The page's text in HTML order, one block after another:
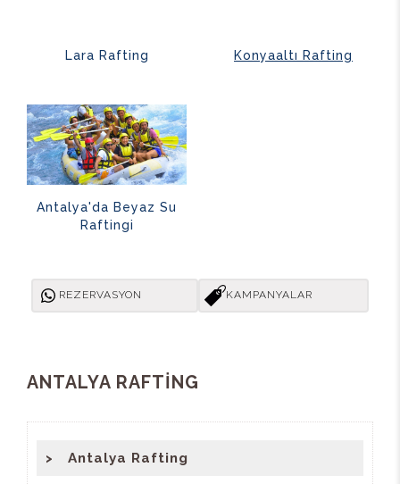
Lara Rafting Konyaaltı Rafting
Antalya'da Beyaz Su
Raftingi
REZERVASYON KAMPANYALAR
ANTALYA RAFTİNG
Antalya Rafting